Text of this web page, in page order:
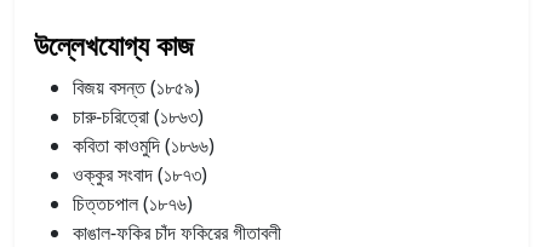
উল্লেখযোগ্য কাজ
বিজয় বসন্ত (১৮৫৯)
চারু-চরিত্রো (১৮৬৩)
কবিতা কাওমুদি (১৮৬৬)
ওক্কুর সংবাদ (১৮৭৩)
চিত্তচপাল (১৮৭৬)
কাঙাল-ফকির চাঁদ ফকিরের গীতাবলী